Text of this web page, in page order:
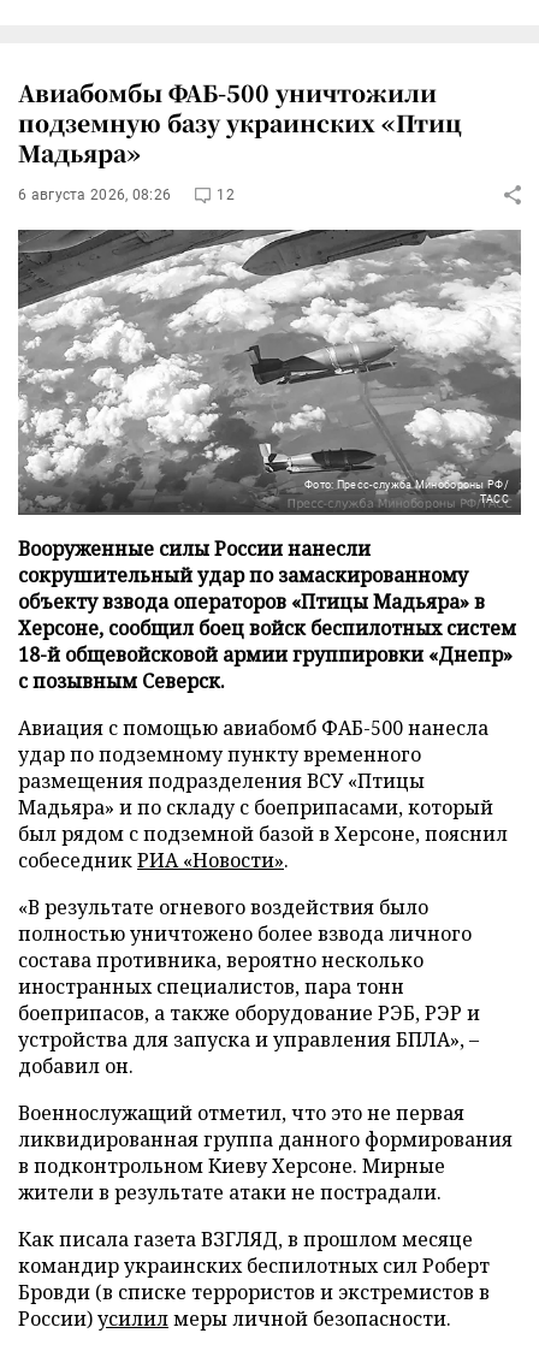
Авиабомбы ФАБ-500 уничтожили
подземную базу украинских «Птиц
Мадьяра»
6 августа 2026, 08:26 12
Фото: Пресс-служба Минобороны РФ/
ТАСС
Вооруженные силы России нанесли
сокрушительный удар по замаскированному
объекту взвода операторов «Птицы Мадьяра» в
Херсоне, сообщил боец войск беспилотных систем
18-й общевойсковой армии группировки «Днепр»
с позывным Северск.
Авиация с помощью авиабомб ФАБ-500 нанесла
удар по подземному пункту временного
размещения подразделения ВСУ «Птицы
Мадьяра» и по складу с боеприпасами, который
был рядом с подземной базой в Херсоне, пояснил
собеседникРИА «Новости».
«В результате огневого воздействия было
полностью уничтожено более взвода личного
состава противника, вероятно несколько
иностранных специалистов, пара тонн
боеприпасов, а также оборудование РЭБ, РЭР и
устройства для запуска и управления БПЛА», –
добавил он.
Военнослужащий отметил, что это не первая
ликвидированная группа данного формирования
в подконтрольном Киеву Херсоне. Мирные
жители в результате атаки не пострадали.
Как писала газета ВЗГЛЯД, в прошлом месяце
командир украинских беспилотных сил Роберт
Бровди (в списке террористов и экстремистов в
России)усилилмеры личной безопасности.